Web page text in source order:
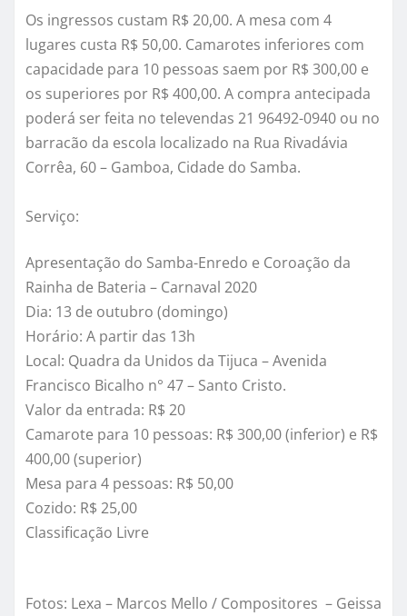
Os ingressos custam R$ 20,00. A mesa com 4
lugares custa R$ 50,00. Camarotes inferiores com
capacidade para 10 pessoas saem por R$ 300,00 e
os superiores por R$ 400,00. A compra antecipada
poderá ser feita no televendas 21 96492-0940 ou no
barracão da escola localizado na Rua Rivadávia
Corrêa, 60 – Gamboa, Cidade do Samba.
Serviço:
Apresentação do Samba-Enredo e Coroação da
Rainha de Bateria – Carnaval 2020
Dia: 13 de outubro (domingo)
Horário: A partir das 13h
Local: Quadra da Unidos da Tijuca – Avenida
Francisco Bicalho n° 47 – Santo Cristo.
Valor da entrada: R$ 20
Camarote para 10 pessoas: R$ 300,00 (inferior) e R$
400,00 (superior)
Mesa para 4 pessoas: R$ 50,00
Cozido: R$ 25,00
Classificação Livre
Fotos: Lexa – Marcos Mello / Compositores – Geissa